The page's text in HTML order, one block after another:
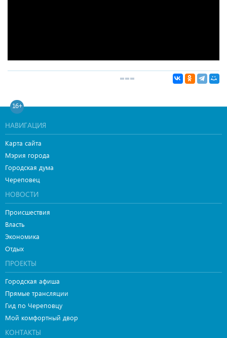
16+
НАВИГАЦИЯ
Карта сайта
Мэрия города
Городская дума
Череповец
НОВОСТИ
Происшествия
Власть
Экономика
Отдых
ПРОЕКТЫ
Городская афиша
Прямые трансляции
Гид по Череповцу
Мой комфортный двор
КОНТАКТЫ